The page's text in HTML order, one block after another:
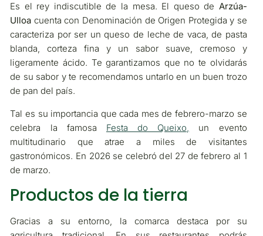
Es el rey indiscutible de la mesa. El queso de Arzúa-
Ulloa cuenta con Denominación de Origen Protegida y se
caracteriza por ser un queso de leche de vaca, de pasta
blanda, corteza fina y un sabor suave, cremoso y
ligeramente ácido. Te garantizamos que no te olvidarás
de su sabor y te recomendamos untarlo en un buen trozo
de pan del país.
Tal es su importancia que cada mes de febrero-marzo se
celebra la famosa Festa do Queixo,
un evento
multitudinario que atrae a miles de visitantes
gastronómicos. En 2026 se celebró del 27 de febrero al 1
de marzo.
Productos de la tierra
Gracias a su entorno, la comarca destaca por su